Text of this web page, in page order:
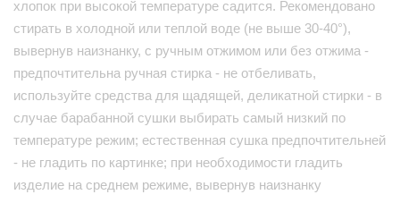
хлопок при высокой температуре садится. Рекомендовано
стирать в холодной или теплой воде (не выше 30-40°),
вывернув наизнанку, с ручным отжимом или без отжима -
предпочтительна ручная стирка - не отбеливать,
используйте средства для щадящей, деликатной стирки - в
случае барабанной сушки выбирать самый низкий по
температуре режим; естественная сушка предпочтительней
- не гладить по картинке; при необходимости гладить
изделие на среднем режиме, вывернув наизнанку